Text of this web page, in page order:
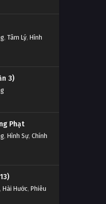
, Tâm Lý, Hình
3)
Phạt
, Hình Sự, Chính
, Hài Hước, Phiêu